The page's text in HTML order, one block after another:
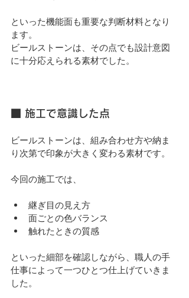
といった機能面も重要な判断材料となり
ます。
ビールストーンは、その点でも設計意図
に十分応えられる素材でした。
■ 施工で意識した点
ビールストーンは、組み合わせ方や納ま
り次第で印象が大きく変わる素材です。
今回の施工では、
継ぎ目の見え方
面ごとの色バランス
触れたときの質感
といった細部を確認しながら、職人の手
仕事によって一つひとつ仕上げていきま
した。